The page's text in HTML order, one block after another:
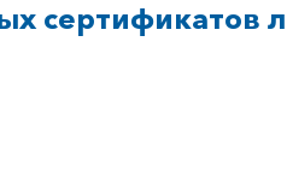
сертификатов